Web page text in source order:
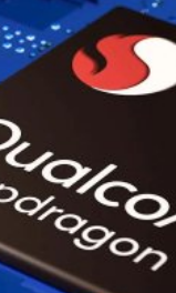
ม่ จะมาพร้อม
วงในจากประเทศจีน
ซีรีส์ 7 ตัว